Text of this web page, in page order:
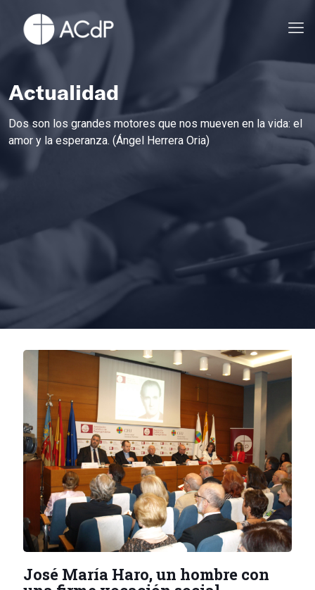
Actualidad
Dos son los grandes motores que nos mueven en la vida: el
amor y la esperanza. (Ángel Herrera Oria)
José María Haro, un hombre con